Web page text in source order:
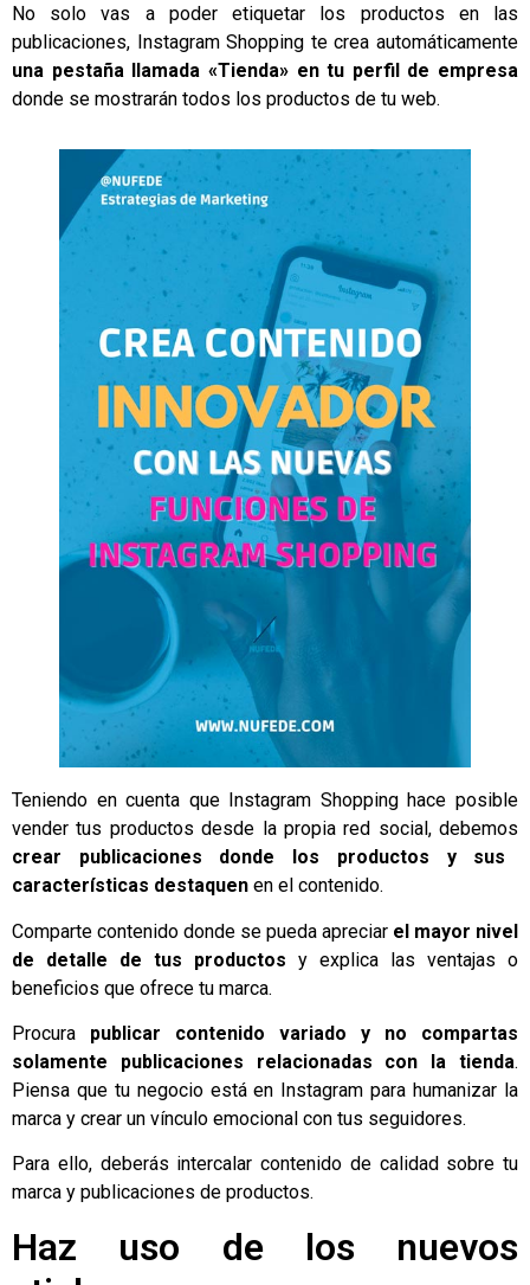
No solo vas a poder etiquetar los productos en las
publicaciones, Instagram Shopping te crea automáticamente
una pestaña llamada «Tienda» en tu perfil de empresa
donde se mostrarán todos los productos de tu web.
Teniendo en cuenta que Instagram Shopping hace posible
vender tus productos desde la propia red social, debemos
crear publicaciones donde los productos y sus
características destaquen en el contenido.
Comparte contenido donde se pueda apreciar el mayor nivel
de detalle de tus productos y explica las ventajas o
beneficios que ofrece tu marca.
Procura publicar contenido variado y no compartas
solamente publicaciones relacionadas con la tienda.
Piensa que tu negocio está en Instagram para humanizar la
marca y crear un vínculo emocional con tus seguidores.
Para ello, deberás intercalar contenido de calidad sobre tu
marca y publicaciones de productos.
Haz uso de los nuevos